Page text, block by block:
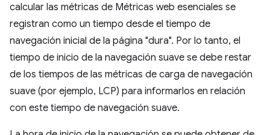
calcular las métricas de Métricas web esenciales se
registran como un tiempo desde el tiempo de
navegación inicial de la página "dura". Por lo tanto, el
tiempo de inicio de la navegación suave se debe restar
de los tiempos de las métricas de carga de navegación
suave (por ejemplo, LCP) para informarlos en relación
con este tiempo de navegación suave.